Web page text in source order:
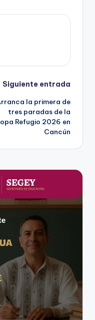
Siguiente entrada
la primera de
tres paradas de la
Refugio 2026 en
Cancún